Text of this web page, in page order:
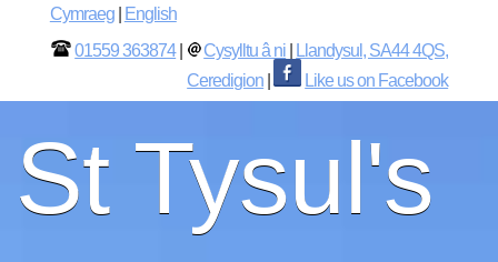
Cymraeg|
English
01559 363874| Cysylltu â ni
Llandysul, SA44 4QS,
Ceredigion
Like us on Facebook
St Tysul's